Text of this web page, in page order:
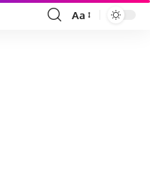
Font
Aa